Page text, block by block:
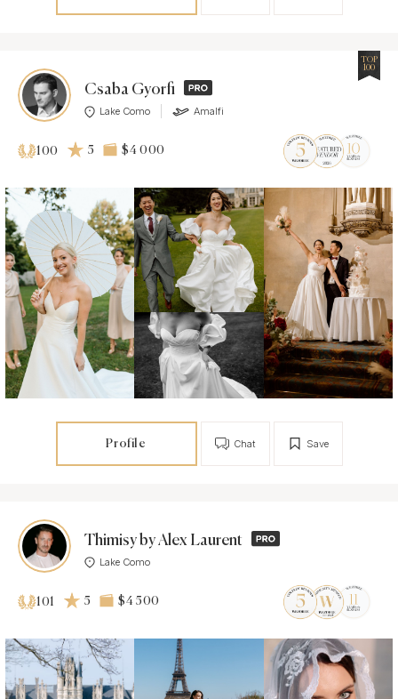
Csaba Gyorfi
Lake Como Amalfi
TOP
100
100 5 $4 000
Profile Save
Chat
Thimisy by Alex Laurent
Lake Como
101 5 $4 500